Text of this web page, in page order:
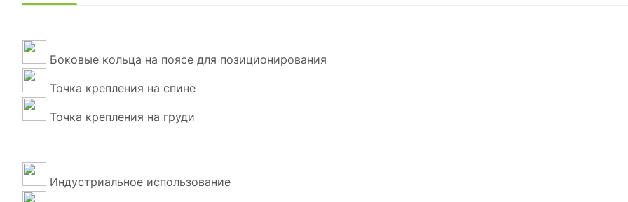
Боковые кольца на поясе для позиционирования
Точка крепления на спине
Точка крепления на груди
Индустриальное использование